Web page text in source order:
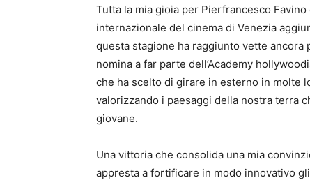
Tutta la mia gioia per Pierfrancesco
internazionale del cinema di Venezia
questa stagione ha raggiunto vette ancora
nomina a far parte dell’Academy
che ha scelto di girare in esterno in molte
valorizzando i paesaggi della nostra terra
giovane.
Una vittoria che consolida una mia
appresta a fortificare in modo innovativo